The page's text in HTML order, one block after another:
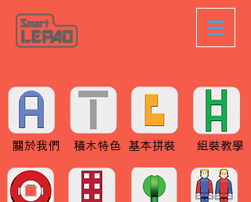
關於我們 積木特色 基本拼裝 組裝教學